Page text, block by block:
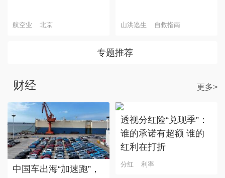
航空业 北京 山洪逃生 自救指南
专题推荐
财经 更多>
中国车出海“加速跑”，
透视分红险“兑现季”：
谁的承诺有超额 谁的
红利在打折
分红 利率